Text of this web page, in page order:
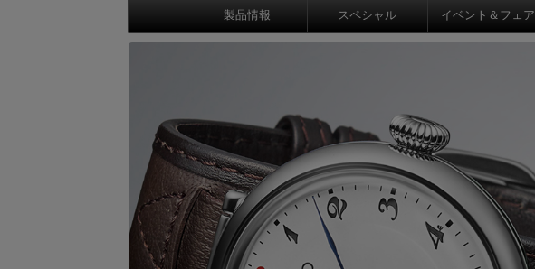
製品情報 スペシャル イベント＆フェア